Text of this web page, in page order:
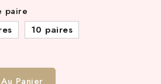
paire
10 paires
Panier